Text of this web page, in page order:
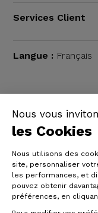
Nous vous
les Cookies
Nous utilisons des
site, personnaliser
les performances, et
pouvez obtenir
préférences, en
Services Client
Langue : Français
CGV